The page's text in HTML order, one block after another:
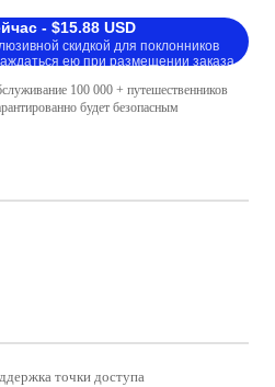
- $15.88 USD
скидкой для поклонников
ею при размещении заказа.
100 000 + путешественников
будет безопасным
точки доступа